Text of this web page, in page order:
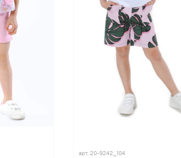
арт. 20-9242_104